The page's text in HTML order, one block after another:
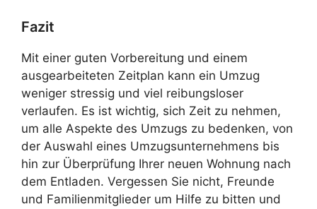
Fazit
Mit einer guten Vorbereitung und einem
ausgearbeiteten Zeitplan kann ein Umzug
weniger stressig und viel reibungsloser
verlaufen. Es ist wichtig, sich Zeit zu nehmen,
um alle Aspekte des Umzugs zu bedenken, von
der Auswahl eines Umzugsunternehmens bis
hin zur Überprüfung Ihrer neuen Wohnung nach
dem Entladen. Vergessen Sie nicht, Freunde
und Familienmitglieder um Hilfe zu bitten und